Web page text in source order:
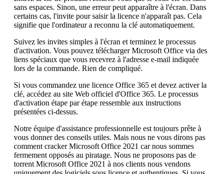
sans espaces. Sinon, une erreur peut apparaître à l'écran. Dans
certains cas, l'invite pour saisir la licence n'apparaît pas. Cela
signifie que l'ordinateur a reconnu la clé automatiquement.
Suivez les invites simples à l'écran et terminez le processus
d'activation. Vous pouvez télécharger Microsoft Office via des
liens spéciaux que vous recevrez à l'adresse e-mail indiquée
lors de la commande. Rien de compliqué.
Si vous commandez une licence Office 365 et devez activer la
clé, accédez au site Web officiel d'Office 365. Le processus
d'activation étape par étape ressemble aux instructions
présentées ci-dessus.
Notre équipe d'assistance professionnelle est toujours prête à
vous donner des conseils utiles. Mais nous ne vous dirons pas
comment cracker Microsoft Office 2021 car nous sommes
fermement opposés au piratage. Nous ne proposons pas de
torrent Microsoft Office 2021 à nos clients nous vendons